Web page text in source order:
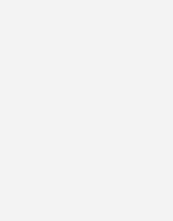
und attraktive Angebote ...